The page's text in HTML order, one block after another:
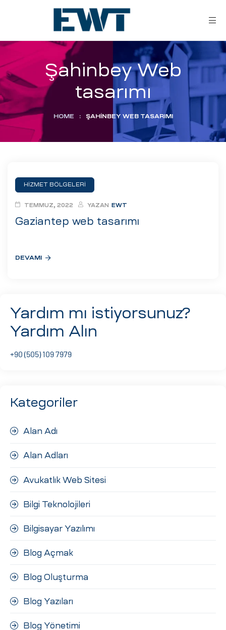
Şahinbey Web
tasarımı
HOME : ŞAHINBEY WEB TASARIMI
HİZMET BÖLGELERİ
Gaziantep web tasarımı
TEMMUZ, 2022 YAZAN EWT
DEVAMI
Yardım mı istiyorsunuz?
Yardım Alın
+90 (505) 109 7979
Kategoriler
Alan Adı
Alan Adları
Avukatlık Web Sitesi
Bilgi Teknolojileri
Bilgisayar Yazılımı
Blog Açmak
Blog Oluşturma
Blog Yazıları
Blog Yönetimi